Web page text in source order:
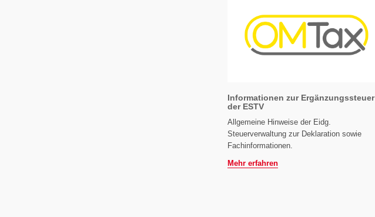
Informationen zur Ergänzungssteuer
der ESTV
Allgemeine Hinweise der Eidg.
Steuerverwaltung zur Deklaration sowie
Fachinformationen.
Mehr erfahren